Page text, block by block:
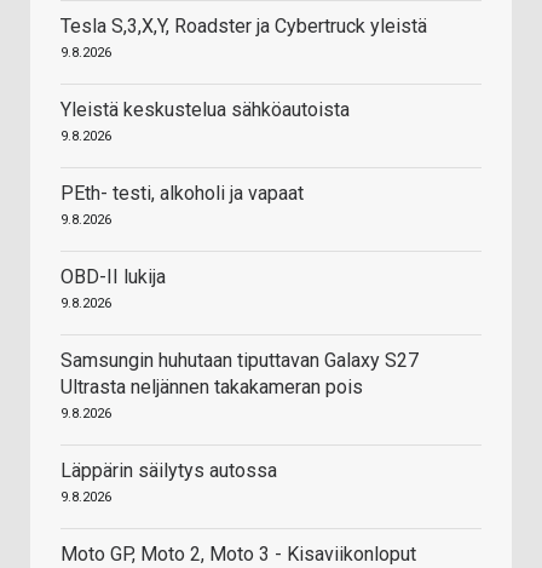
Tesla S,3,X,Y, Roadster ja Cybertruck yleistä
9.8.2026
Yleistä keskustelua sähköautoista
9.8.2026
PEth- testi, alkoholi ja vapaat
9.8.2026
OBD-II lukija
9.8.2026
Samsungin huhutaan tiputtavan Galaxy S27
Ultrasta neljännen takakameran pois
9.8.2026
Läppärin säilytys autossa
9.8.2026
Moto GP, Moto 2, Moto 3 - Kisaviikonloput